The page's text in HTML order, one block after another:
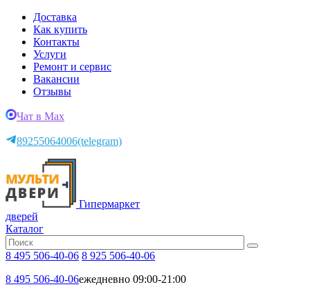
Доставка
Как купить
Контакты
Услуги
Ремонт и сервис
Вакансии
Отзывы
Чат в Max
89255064006(telegram)
Гипермаркет
дверей
Каталог
8 495 506-40-06 8 925 506-40-06
8 495 506-40-06ежедневно 09:00-21:00